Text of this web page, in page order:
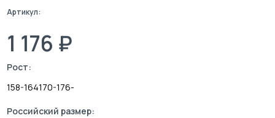
Артикул:
1 176 ₽
Рост:
158-164170-176-
Российский размер: